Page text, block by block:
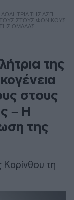
ΤΗΣ ΑΣΠ
ΣΤΟΥΣ ΦΟΝΙΚΟΎΣ
ΟΜΆΔΑΣ
της
στους
– Η
της
τη